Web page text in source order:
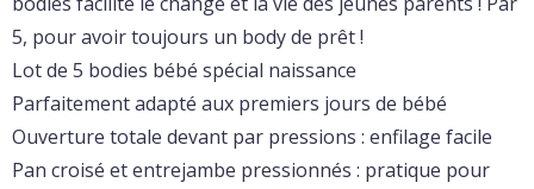
5, pour avoir toujours un body de prêt !
Lot de 5 bodies bébé spécial naissance
Parfaitement adapté aux premiers jours de bébé
Ouverture totale devant par pressions : enfilage facile
Pan croisé et entrejambe pressionnés : pratique pour